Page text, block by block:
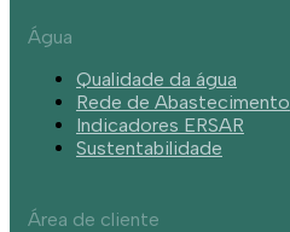
Água
Qualidade da água
Rede de Abastecimento
Indicadores ERSAR
Sustentabilidade
Área de cliente